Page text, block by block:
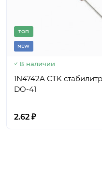
TОП
NEW
В наличии
1N4742A CTK
DO-41
2.62 ₽